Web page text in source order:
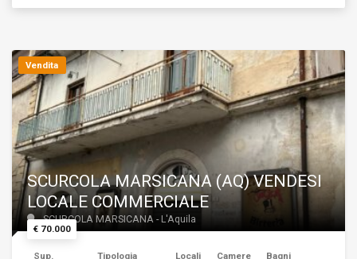
Vendita
SCURCOLA MARSICANA (AQ) VENDESI
LOCALE COMMERCIALE
SCURCOLA MARSICANA - L'Aquila
€ 70.000
Sup.
Tipologia
Locali
Camere
Bagni